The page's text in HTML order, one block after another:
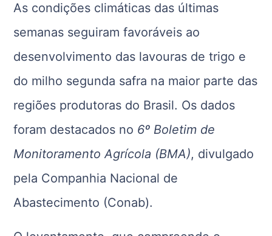
As condições climáticas das últimas
semanas seguiram favoráveis ao
desenvolvimento das lavouras de trigo e
do milho segunda safra na maior parte das
regiões produtoras do Brasil. Os dados
foram destacados no 6º Boletim de
Monitoramento Agrícola (BMA), divulgado
pela Companhia Nacional de
Abastecimento (Conab).